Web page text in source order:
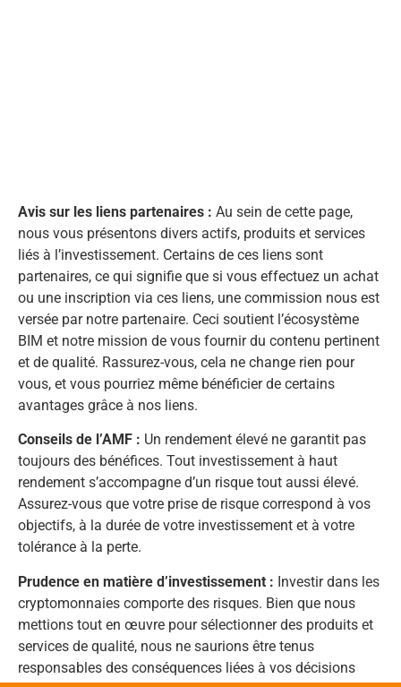
Avis sur les liens partenaires : Au sein de cette page,
nous vous présentons divers actifs, produits et services
liés à l’investissement. Certains de ces liens sont
partenaires, ce qui signifie que si vous effectuez un achat
ou une inscription via ces liens, une commission nous est
versée par notre partenaire. Ceci soutient l’écosystème
BIM et notre mission de vous fournir du contenu pertinent
et de qualité. Rassurez-vous, cela ne change rien pour
vous, et vous pourriez même bénéficier de certains
avantages grâce à nos liens.
Conseils de l’AMF : Un rendement élevé ne garantit pas
toujours des bénéfices. Tout investissement à haut
rendement s’accompagne d’un risque tout aussi élevé.
Assurez-vous que votre prise de risque correspond à vos
objectifs, à la durée de votre investissement et à votre
tolérance à la perte.
Prudence en matière d’investissement : Investir dans les
cryptomonnaies comporte des risques. Bien que nous
mettions tout en œuvre pour sélectionner des produits et
services de qualité, nous ne saurions être tenus
responsables des conséquences liées à vos décisions